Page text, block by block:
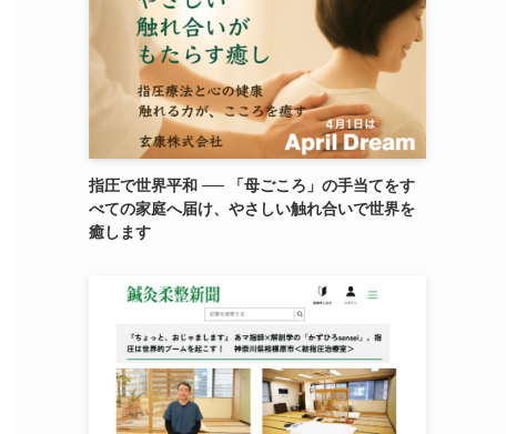
指圧で世界平和 ── 「母ごころ」の手当てをす
べての家庭へ届け、やさしい触れ合いで世界を
癒します